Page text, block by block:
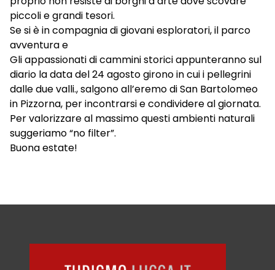
piccoli e grandi tesori.
Se si è in compagnia di giovani esploratori, il parco
avventura e
Gli appassionati di cammini storici appunteranno sul
diario la data del 24 agosto girono in cui i pellegrini
dalle due valli., salgono all’eremo di San Bartolomeo
in Pizzorna, per incontrarsi e condividere al giornata.
Per valorizzare al massimo questi ambienti naturali
suggeriamo “no filter”.
Buona estate!